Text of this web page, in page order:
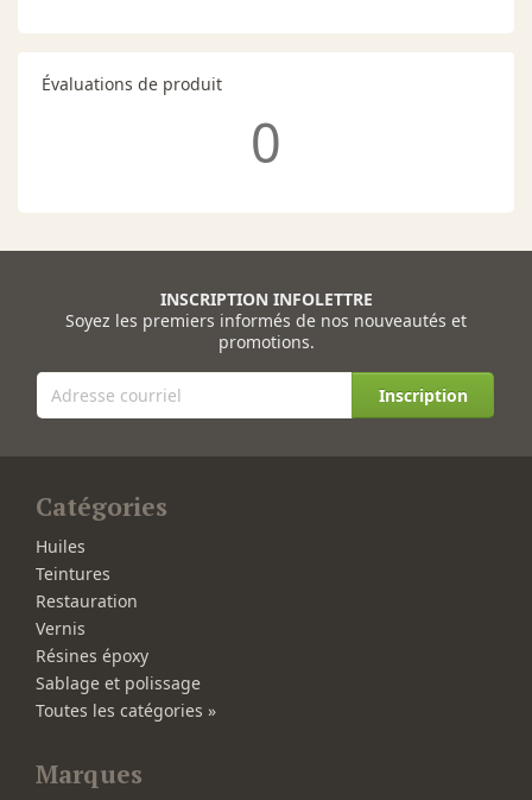
Évaluations de produit
0
INSCRIPTION INFOLETTRE
Soyez les premiers informés de nos nouveautés et
promotions.
Inscription
Catégories
Huiles
Teintures
Restauration
Vernis
Résines époxy
Sablage et polissage
Toutes les catégories »
Marques